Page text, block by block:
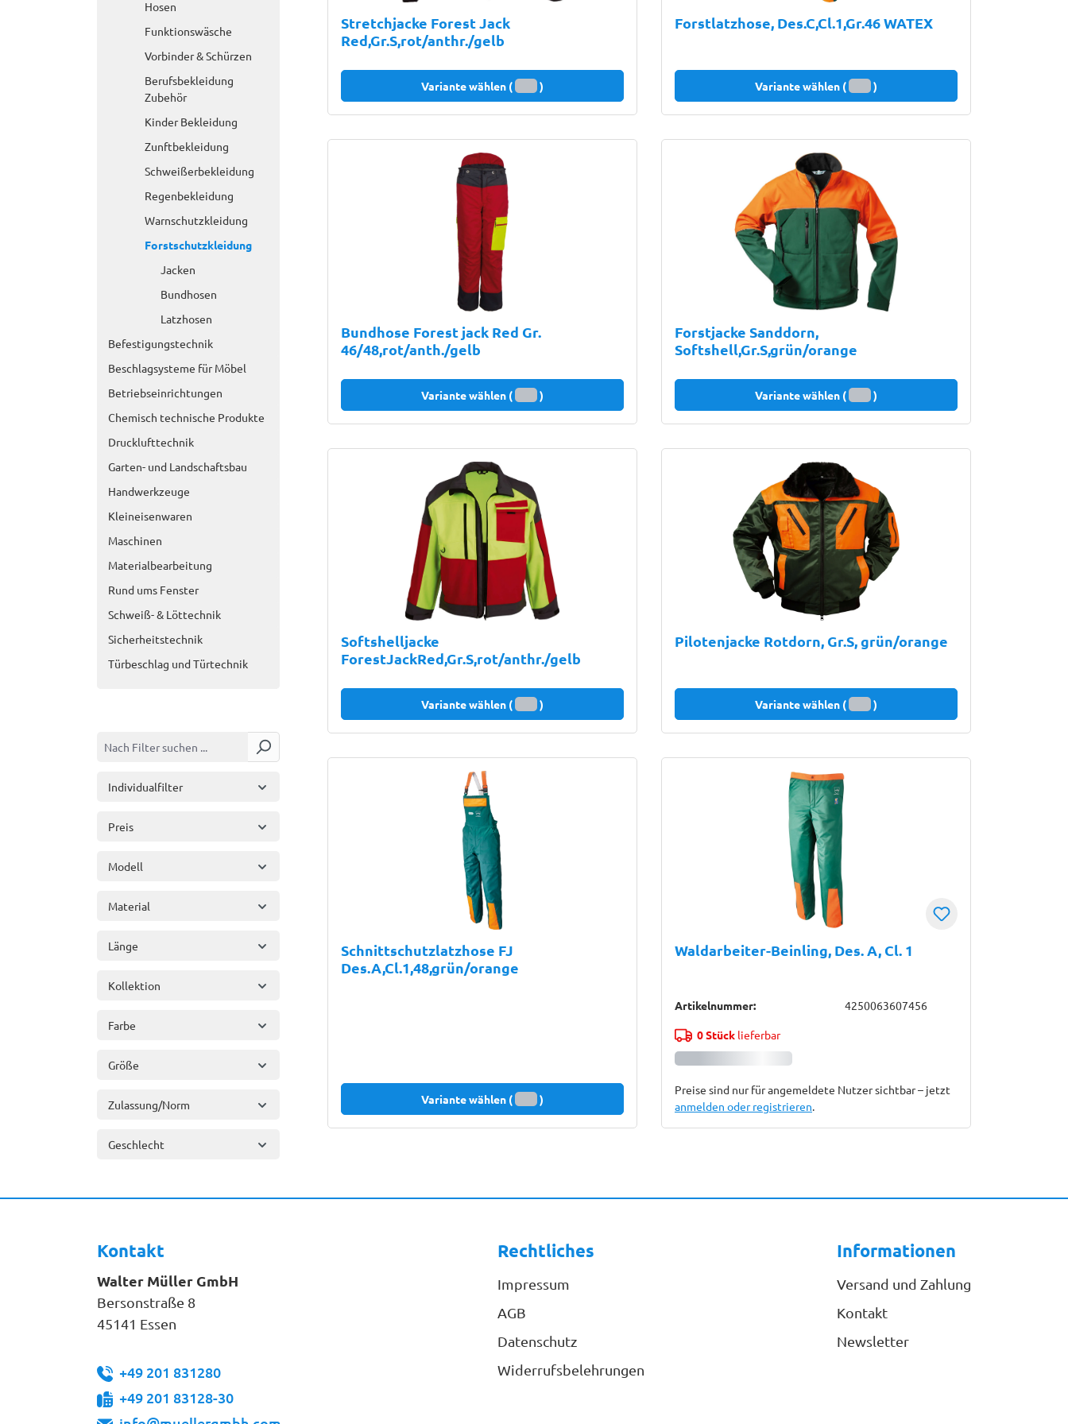
Hosen
Funktionswäsche
Vorbinder & Schürzen
Berufsbekleidung
Zubehör
Kinder Bekleidung
Zunftbekleidung
Schweißerbekleidung
Regenbekleidung
Warnschutzkleidung
Forstschutzkleidung
Jacken
Bundhosen
Latzhosen
Befestigungstechnik
Beschlagsysteme für Möbel
Betriebseinrichtungen
Chemisch technische Produkte
Drucklufttechnik
Garten- und Landschaftsbau
Handwerkzeuge
Kleineisenwaren
Maschinen
Materialbearbeitung
Rund ums Fenster
Schweiß- & Löttechnik
Sicherheitstechnik
Türbeschlag und Türtechnik
Individualfilter
Preis
Modell
Material
Länge
Kollektion
Farbe
Größe
Zulassung/Norm
Geschlecht
Stretchjacke Forest Jack
Red,Gr.S,rot/anthr./gelb
Variante wählen ( )
Forstlatzhose, Des.C,Cl.1,Gr.46 WATEX
Variante wählen ( )
Bundhose Forest jack Red Gr.
46/48,rot/anth./gelb
Variante wählen ( )
Forstjacke Sanddorn,
Softshell,Gr.S,grün/orange
Variante wählen ( )
Softshelljacke
ForestJackRed,Gr.S,rot/anthr./gelb
Variante wählen ( )
Pilotenjacke Rotdorn, Gr.S, grün/orange
Variante wählen ( )
Schnittschutzlatzhose FJ
Des.A,Cl.1,48,grün/orange
Variante wählen ( )
Waldarbeiter-Beinling, Des. A, Cl. 1
Artikelnummer: 4250063607456
0 Stücklieferbar
Preise sind nur für angemeldete Nutzer sichtbar – jetzt
anmelden oder registrieren.
Kontakt
Walter Müller GmbH
Bersonstraße 8
45141 Essen
+49 201 831280
+49 201 83128-30
Rechtliches
Impressum
AGB
Datenschutz
Widerrufsbelehrungen
Informationen
Versand und Zahlung
Kontakt
Newsletter